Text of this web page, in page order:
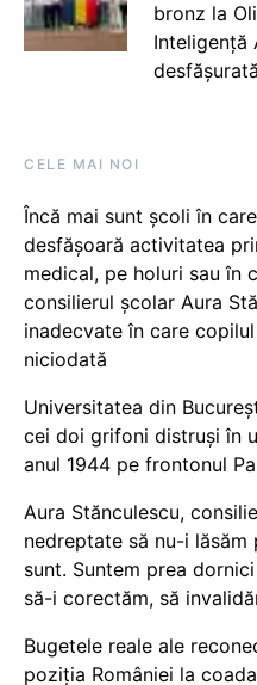
bronz la
Inteligență
CELE MAI NOI
Încă mai sunt școli în
desfășoară activitatea
medical, pe holuri sau în
consilierul școlar Aura
inadecvate în care
niciodată
Universitatea din
cei doi grifoni distruși în
anul 1944 pe frontonul
Aura Stănculescu,
nedreptate să nu-i
sunt. Suntem prea
să-i corectăm, să
Bugetele reale ale
poziția României la